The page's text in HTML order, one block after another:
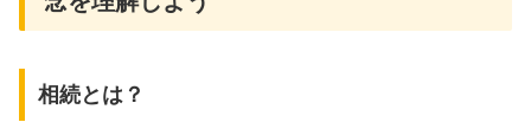
相続とは？